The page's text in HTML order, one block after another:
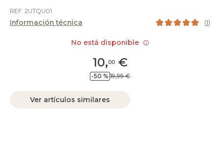
REF. 2UTQU01
Información técnica (1)
10,00€
-50 % 19,99 €
Ver artículos similares